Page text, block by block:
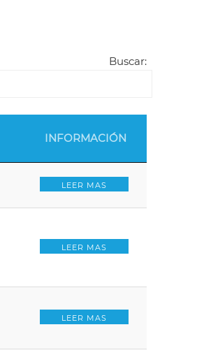
Buscar:
INFORMACIÓN
LEER MAS
LEER MAS
LEER MAS